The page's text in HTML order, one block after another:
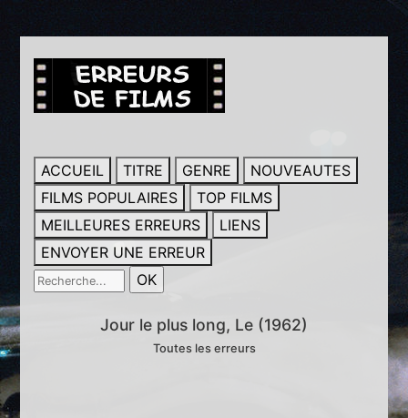
ACCUEIL TITRE GENRE
NOUVEAUTES
FILMS POPULAIRES
TOP FILMS
MEILLEURES ERREURS
LIENS
ENVOYER UNE ERREUR
Jour le plus long, Le (1962)
Toutes les erreurs